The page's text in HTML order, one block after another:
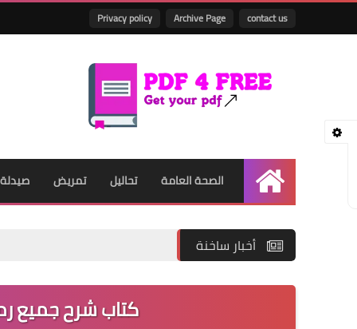
contact us
Archive Page
Privacy policy
الرئيسية
الصحة العامة تحاليل تمريض صيدلة
أخبار ساخنة
كتاب شرح جميع